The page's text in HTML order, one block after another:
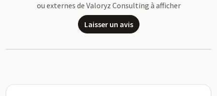
ou externes de Valoryz Consulting à afficher
Laisser un avis